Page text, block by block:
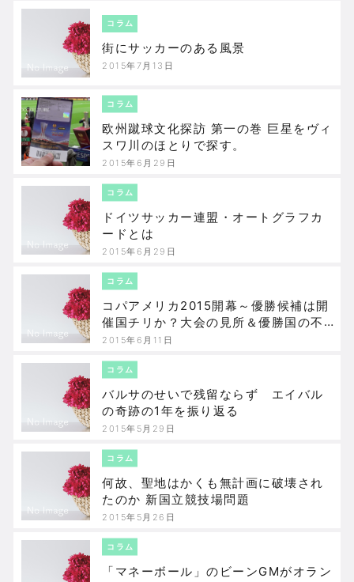
コラム
街にサッカーのある風景
2015年7月13日
コラム
欧州蹴球文化探訪 第一の巻 巨星をヴィ
スワ川のほとりで探す。
2015年6月29日
コラム
ドイツサッカー連盟・オートグラフカ
ードとは
2015年6月29日
コラム
コパアメリカ2015開幕～優勝候補は開
催国チリか？大会の見所＆優勝国の不
思議な現象
2015年6月11日
コラム
バルサのせいで残留ならず エイバル
の奇跡の1年を振り返る
2015年5月29日
コラム
何故、聖地はかくも無計画に破壊され
たのか 新国立競技場問題
2015年5月26日
コラム
「マネーボール」のビーンGMがオラン